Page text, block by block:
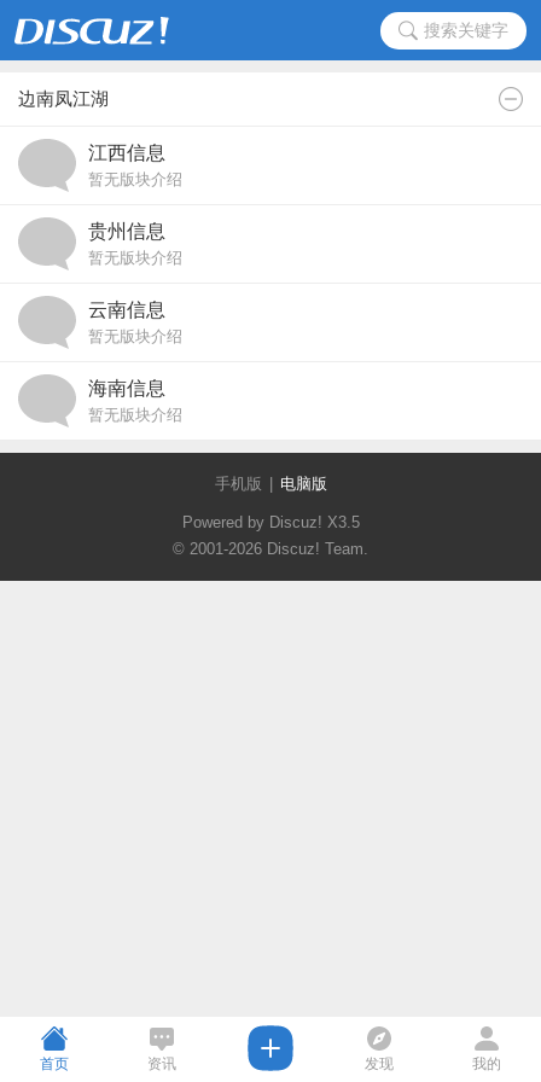
搜索关键字
边南凤江湖
江西信息
暂无版块介绍
贵州信息
暂无版块介绍
云南信息
暂无版块介绍
海南信息
暂无版块介绍
手机版 电脑版
Powered by Discuz! X3.5
© 2001-2026 Discuz! Team.
首页 资讯 发现 我的